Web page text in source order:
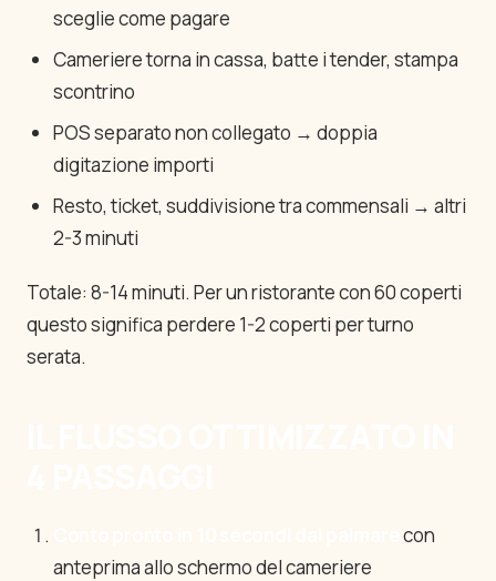
sceglie come pagare
Cameriere torna in cassa, batte i tender, stampa
scontrino
POS separato non collegato → doppia
digitazione importi
Resto, ticket, suddivisione tra commensali → altri
2-3 minuti
Totale: 8-14 minuti. Per un ristorante con 60 coperti
questo significa perdere 1-2 coperti per turno
serata.
con
anteprima allo schermo del cameriere